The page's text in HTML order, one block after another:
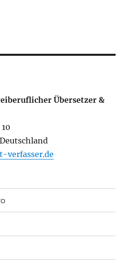
Übersetzer &
verfasser.de